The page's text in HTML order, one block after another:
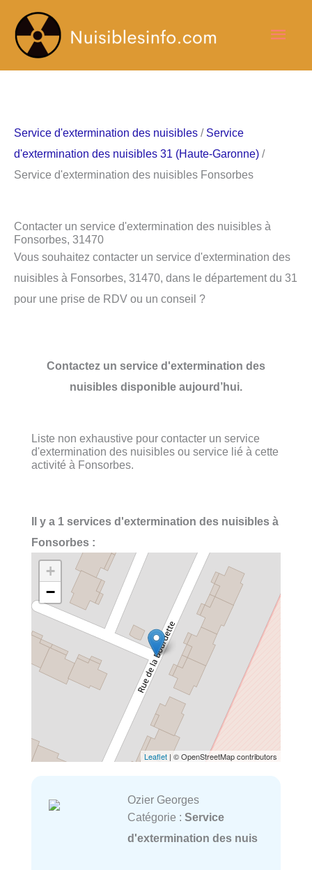
contenu
Service d'extermination des nuisibles / Service
d'extermination des nuisibles 31 (Haute-Garonne) /
Service d'extermination des nuisibles Fonsorbes
Contacter un service d'extermination des nuisibles à
Fonsorbes, 31470
Vous souhaitez contacter un service d'extermination des
nuisibles à Fonsorbes, 31470, dans le département du 31
pour une prise de RDV ou un conseil ?
Contactez un service d'extermination des
nuisibles disponible aujourd’hui.
Liste non exhaustive pour contacter un service
d'extermination des nuisibles ou service lié à cette
activité à Fonsorbes.
Il y a 1 services d'extermination des nuisibles à
Fonsorbes :
+
−
Leaflet | © OpenStreetMap contributors
Ozier Georges
Catégorie : Service
d'extermination des nuis